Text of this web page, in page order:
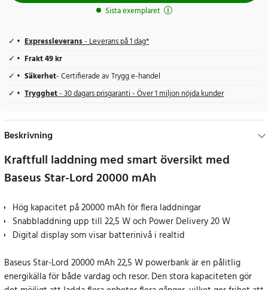
Sista exemplaret
Expressleverans- Leverans på 1 dag*
Frakt 49 kr
Säkerhet- Certifierade av Trygg e-handel
Trygghet- 30 dagars prisgaranti - Över 1 miljon nöjda kunder
Beskrivning
Kraftfull laddning med smart översikt med
Baseus Star-Lord 20000 mAh
Hög kapacitet på 20000 mAh för flera laddningar
Snabbladdning upp till 22,5 W och Power Delivery 20 W
Digital display som visar batterinivå i realtid
Baseus Star-Lord 20000 mAh 22,5 W powerbank är en pålitlig
energikälla för både vardag och resor. Den stora kapaciteten gör